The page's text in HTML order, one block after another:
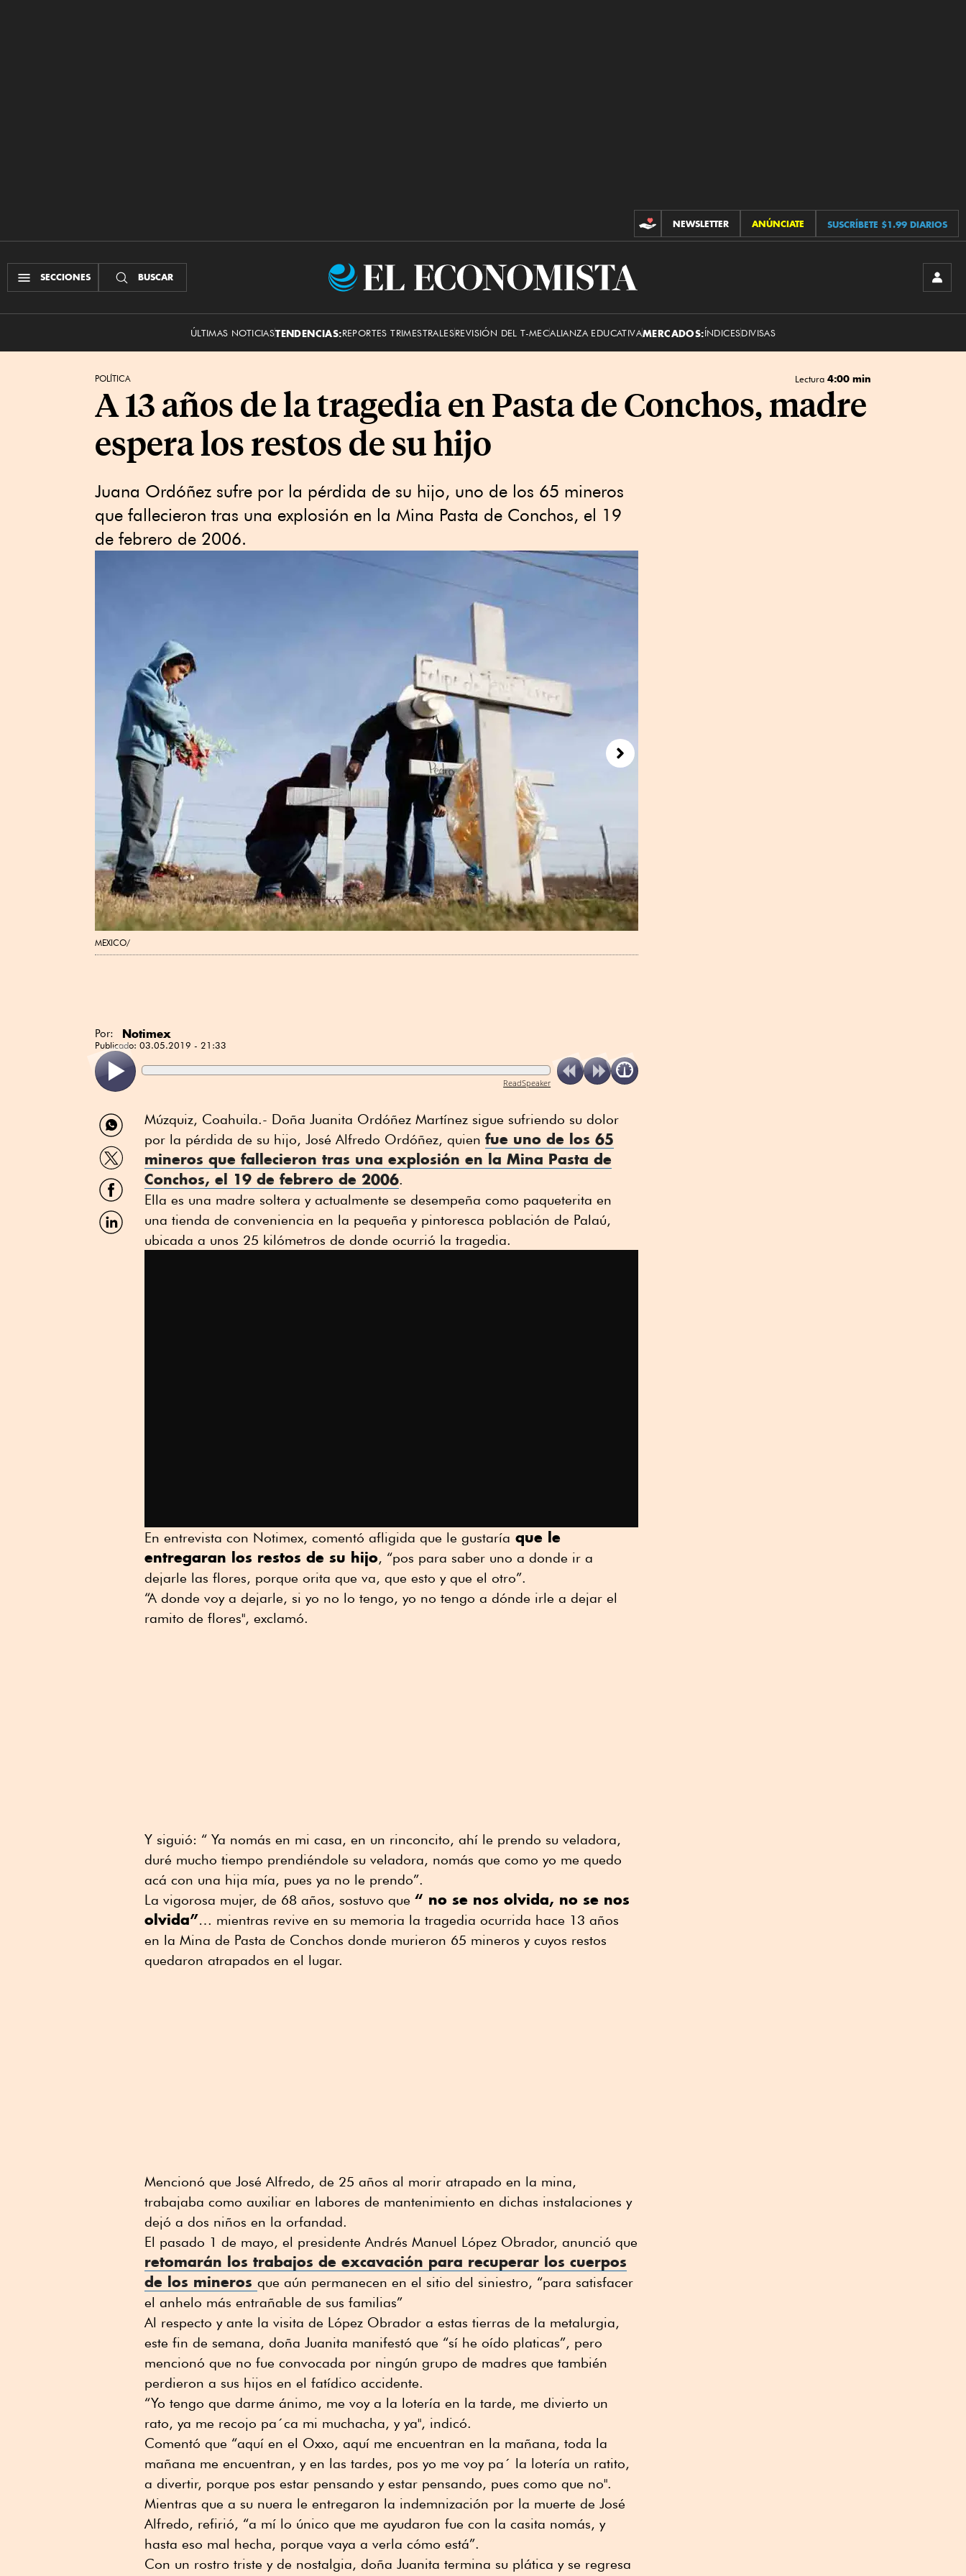
CONTRIBUCIONES
NEWSLETTER ANÚNCIATE SUSCRÍBETE $1.99 DIARIOS
SECCIONES BUSCAR
El
ÚLTIMAS NOTICIASTENDENCIAS:REPORTES TRIMESTRALESREVISIÓN DEL T-MECALIANZA EDUCATIVAMERCADOS:ÍNDICESDIVISAS
POLÍTICA Lectura 4:00 min
A 13 años de la tragedia en Pasta de Conchos, madre
espera los restos de su hijo
Juana Ordóñez sufre por la pérdida de su hijo, uno de los 65 mineros
que fallecieron tras una explosión en la Mina Pasta de Conchos, el 19
de febrero de 2006.
MEXICO/
Por: Notimex
Publicado: 03.05.2019 - 21:33
ReadSpeaker
Compartir
por
WhatsApp
Compartir
por
Twitter
Compartir
por
Facebook
Compartir
por
Múzquiz, Coahuila.- Doña Juanita Ordóñez Martínez sigue sufriendo su dolor
por la pérdida de su hijo, José Alfredo Ordóñez, quien fue uno de los 65
mineros que fallecieron tras una explosión en la Mina Pasta de
Conchos, el 19 de febrero de 2006.
Ella es una madre soltera y actualmente se desempeña como paqueterita en
una tienda de conveniencia en la pequeña y pintoresca población de Palaú,
ubicada a unos 25 kilómetros de donde ocurrió la tragedia.
En entrevista con Notimex, comentó afligida que le gustaría que le
entregaran los restos de su hijo, “pos para saber uno a donde ir a
dejarle las flores, porque orita que va, que esto y que el otro”.
“A donde voy a dejarle, si yo no lo tengo, yo no tengo a dónde irle a dejar el
ramito de flores", exclamó.
Y siguió: “ Ya nomás en mi casa, en un rinconcito, ahí le prendo su veladora,
duré mucho tiempo prendiéndole su veladora, nomás que como yo me quedo
acá con una hija mía, pues ya no le prendo”.
La vigorosa mujer, de 68 años, sostuvo que “ no se nos olvida, no se nos
olvida”… mientras revive en su memoria la tragedia ocurrida hace 13 años
en la Mina de Pasta de Conchos donde murieron 65 mineros y cuyos restos
quedaron atrapados en el lugar.
Mencionó que José Alfredo, de 25 años al morir atrapado en la mina,
trabajaba como auxiliar en labores de mantenimiento en dichas instalaciones y
dejó a dos niños en la orfandad.
El pasado 1 de mayo, el presidente Andrés Manuel López Obrador, anunció que
retomarán los trabajos de excavación para recuperar los cuerpos
de los mineros que aún permanecen en el sitio del siniestro, “para satisfacer
el anhelo más entrañable de sus familias”
Al respecto y ante la visita de López Obrador a estas tierras de la metalurgia,
este fin de semana, doña Juanita manifestó que “sí he oído platicas”, pero
mencionó que no fue convocada por ningún grupo de madres que también
perdieron a sus hijos en el fatídico accidente.
“Yo tengo que darme ánimo, me voy a la lotería en la tarde, me divierto un
rato, ya me recojo pa´ca mi muchacha, y ya", indicó.
Comentó que “aquí en el Oxxo, aquí me encuentran en la mañana, toda la
mañana me encuentran, y en las tardes, pos yo me voy pa´ la lotería un ratito,
a divertir, porque pos estar pensando y estar pensando, pues como que no".
Mientras que a su nuera le entregaron la indemnización por la muerte de José
Alfredo, refirió, “a mí lo único que me ayudaron fue con la casita nomás, y
hasta eso mal hecha, porque vaya a verla cómo está”.
Con un rostro triste y de nostalgia, doña Juanita termina su plática y se regresa